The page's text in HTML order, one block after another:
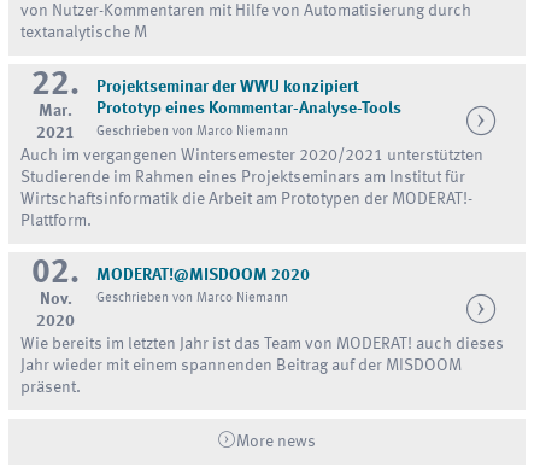
von Nutzer-Kommentaren mit Hilfe von Automatisierung durch
textanalytische M
22.
Mar.
2021
Projektseminar der WWU konzipiert
Prototyp eines Kommentar-Analyse-Tools
Geschrieben von Marco Niemann
Auch im vergangenen Wintersemester 2020/2021 unterstützten
Studierende im Rahmen eines Projektseminars am Institut für
Wirtschaftsinformatik die Arbeit am Prototypen der MODERAT!-
Plattform.
02.
Nov.
2020
MODERAT!@MISDOOM 2020
Geschrieben von Marco Niemann
Wie bereits im letzten Jahr ist das Team von MODERAT! auch dieses
Jahr wieder mit einem spannenden Beitrag auf der MISDOOM
präsent.
More news